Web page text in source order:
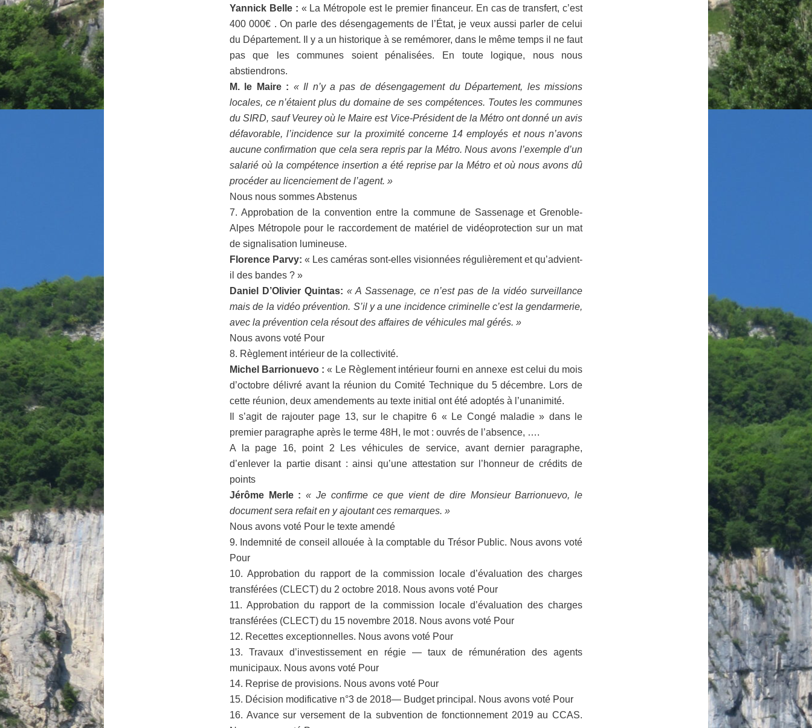
Yannick Belle : « La Métropole est le premier financeur. En cas de transfert, c’est
400 000€ . On parle des désengagements de l’État, je veux aussi parler de celui
du Département. Il y a un historique à se remémorer, dans le même temps il ne faut
pas que les communes soient pénalisées. En toute logique, nous nous
abstiendrons.
M. le Maire : « Il n’y a pas de désengagement du Département, les missions
locales, ce n’étaient plus du domaine de ses compétences. Toutes les communes
du SIRD, sauf Veurey où le Maire est Vice-Président de la Métro ont donné un avis
défavorable, l’incidence sur la proximité concerne 14 employés et nous n’avons
aucune confirmation que cela sera repris par la Métro. Nous avons l’exemple d’un
salarié où la compétence insertion a été reprise par la Métro et où nous avons dû
procéder au licenciement de l’agent. »
Nous nous sommes Abstenus
7. Approbation de la convention entre la commune de Sassenage et Grenoble-
Alpes Métropole pour le raccordement de matériel de vidéoprotection sur un mat
de signalisation lumineuse.
Florence Parvy: « Les caméras sont-elles visionnées régulièrement et qu’advient-
il des bandes ? »
Daniel D’Olivier Quintas: « A Sassenage, ce n’est pas de la vidéo surveillance
mais de la vidéo prévention. S’il y a une incidence criminelle c’est la gendarmerie,
avec la prévention cela résout des affaires de véhicules mal gérés. »
Nous avons voté Pour
8. Règlement intérieur de la collectivité.
Michel Barrionuevo : « Le Règlement intérieur fourni en annexe est celui du mois
d’octobre délivré avant la réunion du Comité Technique du 5 décembre. Lors de
cette réunion, deux amendements au texte initial ont été adoptés à l’unanimité.
Il s’agit de rajouter page 13, sur le chapitre 6 « Le Congé maladie » dans le
premier paragraphe après le terme 48H, le mot : ouvrés de l’absence, ….
A la page 16, point 2 Les véhicules de service, avant dernier paragraphe,
d’enlever la partie disant : ainsi qu’une attestation sur l’honneur de crédits de
points
Jérôme Merle : « Je confirme ce que vient de dire Monsieur Barrionuevo, le
document sera refait en y ajoutant ces remarques. »
Nous avons voté Pour le texte amendé
9. Indemnité de conseil allouée à la comptable du Trésor Public. Nous avons voté
Pour
10. Approbation du rapport de la commission locale d’évaluation des charges
transférées (CLECT) du 2 octobre 2018. Nous avons voté Pour
11. Approbation du rapport de la commission locale d’évaluation des charges
transférées (CLECT) du 15 novembre 2018. Nous avons voté Pour
12. Recettes exceptionnelles. Nous avons voté Pour
13. Travaux d’investissement en régie — taux de rémunération des agents
municipaux. Nous avons voté Pour
14. Reprise de provisions. Nous avons voté Pour
15. Décision modificative n°3 de 2018— Budget principal. Nous avons voté Pour
16. Avance sur versement de la subvention de fonctionnement 2019 au CCAS.